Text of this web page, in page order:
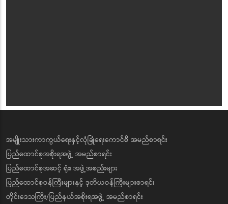
အမျိုးသားကာကွယ်ရေးနှင့်လုံခြုံရေးကောင်စီ အမည်စာရင်း
ပြည်ထောင်စုအစိုးရအဖွဲ့ အမည်စာရင်း
ပြည်ထောင်စုအဆင့် ရုံး၊ အဖွဲ့အစည်းများ
ပြည်ထောင်စုဝန်ကြီးများနှင့် ဒုတိယဝန်ကြီးများစာရင်း
တိုင်းဒေသကြီး/ပြည်နယ်အစိုးရအဖွဲ့ အမည်စာရင်း